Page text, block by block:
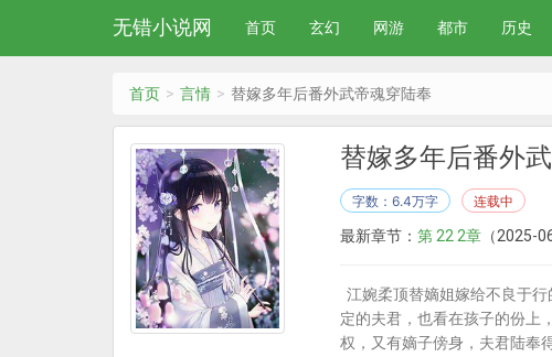
无错小说网 首页 玄幻 网游 都市 历史
首页 言情 替嫁多年后番外武帝魂穿陆奉
替嫁多年后番外
字数：6.4万字 连载中
最新章节： 第 22 2章（2025-
江婉柔顶替嫡姐嫁给不良于
定的夫君，也看在孩子的份上
权，又有嫡子傍身，夫君陆奉